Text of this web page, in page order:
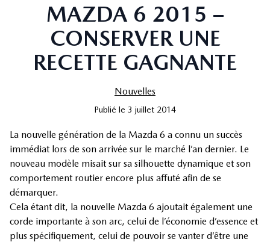
MAZDA 6 2015 –
CONSERVER UNE
RECETTE GAGNANTE
Nouvelles
Publié le 3 juillet 2014
La nouvelle génération de la Mazda 6 a connu un succès
immédiat lors de son arrivée sur le marché l’an dernier. Le
nouveau modèle misait sur sa silhouette dynamique et son
comportement routier encore plus affuté afin de se
démarquer.
Cela étant dit, la nouvelle Mazda 6 ajoutait également une
corde importante à son arc, celui de l’économie d’essence et
plus spécifiquement, celui de pouvoir se vanter d’être une